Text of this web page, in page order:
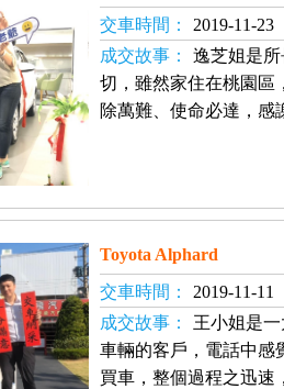
交車時間：
2019-11-23
成交故事：
逸芝姐是
切，雖然家住在桃園區
除萬難、使命必達，感
Toyota Alphard
交車時間：
2019-11-11
成交故事：
王小姐是
車輛的客戶，電話中感
買車，整個過程之迅速